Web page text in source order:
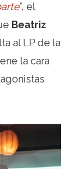
”, el
Beatriz
al LP de la
la cara